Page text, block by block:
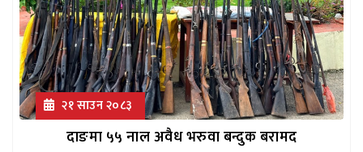
२१ साउन २०८३
दाङमा ५५ नाल अवैध भरुवा बन्दुक बरामद